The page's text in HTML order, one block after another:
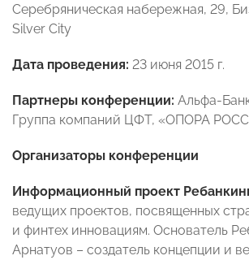
Серебряническая набережная, 29,
Silver City
Дата проведения: 23 июня 2015 г.
Партнеры конференции: Альфа-
Группа компаний ЦФТ, «ОПОРА
Организаторы конференции
Информационный проект
ведущих проектов, посвященных
и финтех инновациям. Основатель
Арнатуов – создатель концепции и